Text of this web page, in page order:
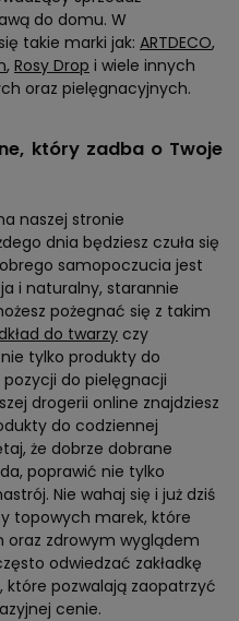
do domu. W
takie marki jak: ARTDECO,
, Rosy Drop i wiele innych
oraz pielęgnacyjnych.
który zadba o Twoje
naszej stronie
dnia będziesz czuła się
samopoczucia jest
i naturalny, starannie
pożegnać się z takim
do twarzy czy
tylko produkty do
pozycji do pielęgnacji
drogerii online znajdziesz
do codziennej
że dobrze dobrane
poprawić nie tylko
Nie wahaj się i już dziś
topowych marek, które
oraz zdrowym wyglądem
odwiedzać zakładkę
które pozwalają zaopatrzyć
cenie.